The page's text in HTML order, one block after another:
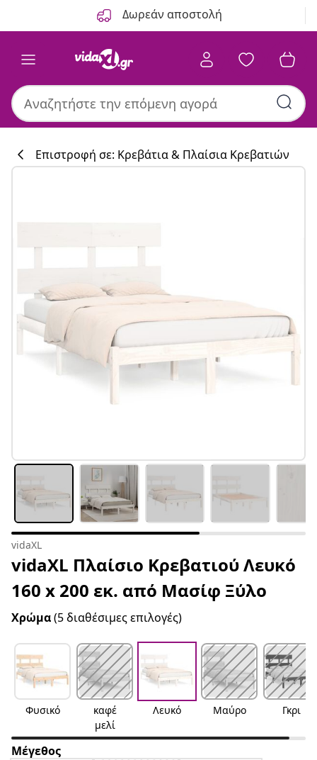
Δωρεάν αποστολή
#sharemevidaxl
Επιστροφή σε: Κρεβάτια & Πλαίσια Κρεβατιών
vidaXL
vidaXL Πλαίσιο Κρεβατιού Λευκό
160 x 200 εκ. από Μασίφ Ξύλο
Χρώμα(5 διαθέσιμες επιλογές)
Φυσικό
καφέ
μελί
Λευκό Μαύρο Γκρι
Μέγεθος